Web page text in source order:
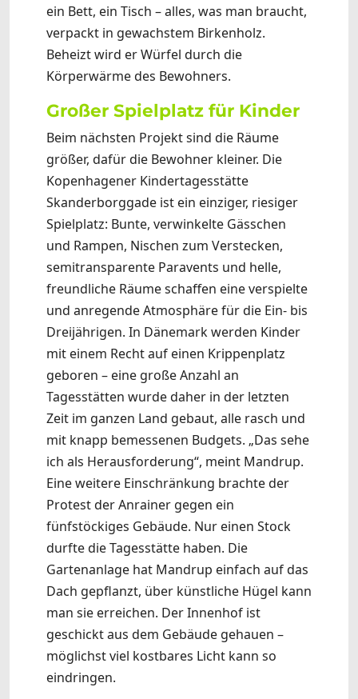
ein Bett, ein Tisch – alles, was man braucht,
verpackt in gewachstem Birkenholz.
Beheizt wird er Würfel durch die
Körperwärme des Bewohners.
Großer Spielplatz für Kinder
Beim nächsten Projekt sind die Räume
größer, dafür die Bewohner kleiner. Die
Kopenhagener Kindertagesstätte
Skanderborggade ist ein einziger, riesiger
Spielplatz: Bunte, verwinkelte Gässchen
und Rampen, Nischen zum Verstecken,
semitransparente Paravents und helle,
freundliche Räume schaffen eine verspielte
und anregende Atmosphäre für die Ein- bis
Dreijährigen. In Dänemark werden Kinder
mit einem Recht auf einen Krippenplatz
geboren – eine große Anzahl an
Tagesstätten wurde daher in der letzten
Zeit im ganzen Land gebaut, alle rasch und
mit knapp bemessenen Budgets. „Das sehe
ich als Herausforderung“, meint Mandrup.
Eine weitere Einschränkung brachte der
Protest der Anrainer gegen ein
fünfstöckiges Gebäude. Nur einen Stock
durfte die Tagesstätte haben. Die
Gartenanlage hat Mandrup einfach auf das
Dach gepflanzt, über künstliche Hügel kann
man sie erreichen. Der Innenhof ist
geschickt aus dem Gebäude gehauen –
möglichst viel kostbares Licht kann so
eindringen.